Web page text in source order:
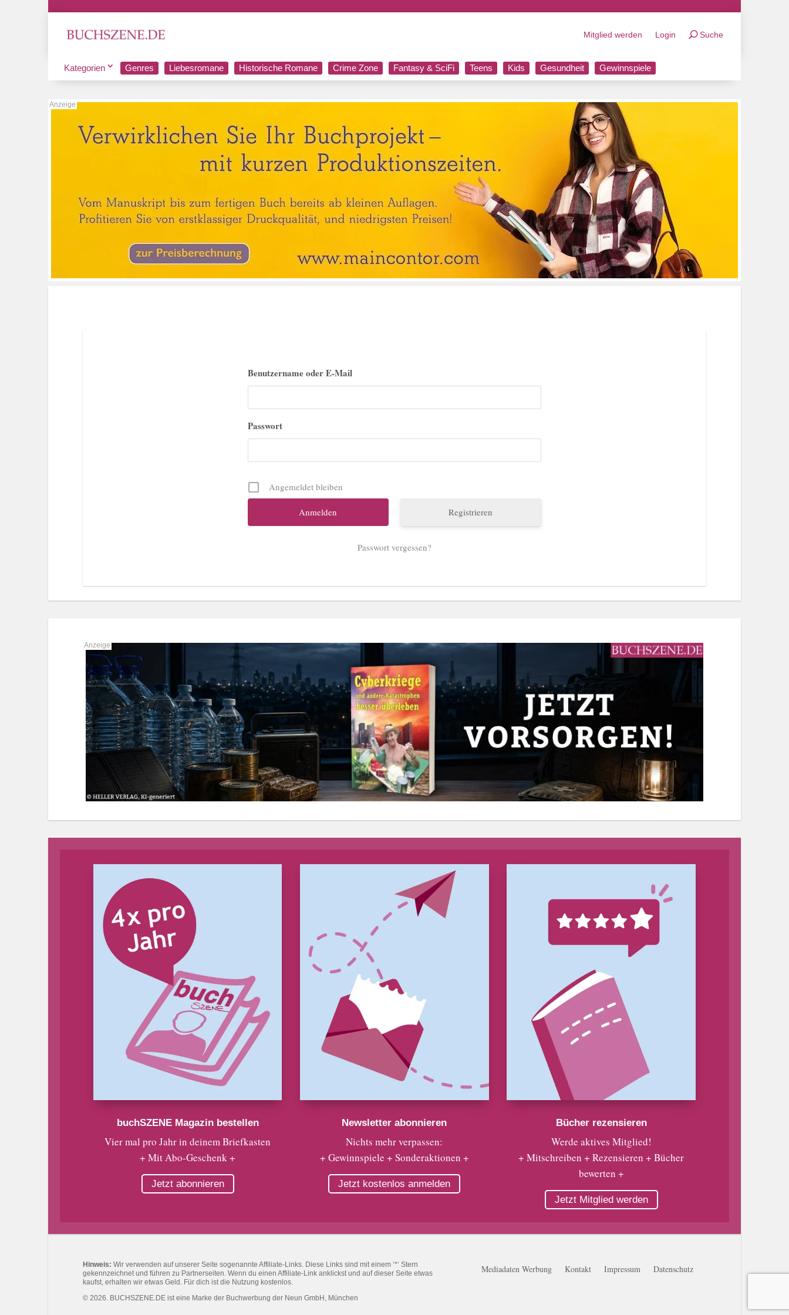
Mitglied werden Login Suche
Kategorien Genres Liebesromane Historische Romane Crime Zone Fantasy & SciFi Teens Kids Gesundheit Gewinnspiele
Benutzername oder E-Mail
Passwort
Angemeldet bleiben
Registrieren
Passwort vergessen?
buchSZENE Magazin bestellen
Vier mal pro Jahr in deinem Briefkasten
+ Mit Abo-Geschenk +
Jetzt abonnieren
Newsletter abonnieren
Nichts mehr verpassen:
+ Gewinnspiele + Sonderaktionen +
Jetzt kostenlos anmelden
Bücher rezensieren
Werde aktives Mitglied!
+ Mitschreiben + Rezensieren + Bücher
bewerten +
Jetzt Mitglied werden
Hinweis: Wir verwenden auf unserer Seite sogenannte Affiliate-Links. Diese Links sind mit einem ‘*‘ Stern
gekennzeichnet und führen zu Partnerseiten. Wenn du einen Affiliate-Link anklickst und auf dieser Seite etwas
kaufst, erhalten wir etwas Geld. Für dich ist die Nutzung kostenlos.
© 2026. BUCHSZENE.DE ist eine Marke der Buchwerbung der Neun GmbH, München
Mediadaten Werbung Kontakt Impressum Datenschutz